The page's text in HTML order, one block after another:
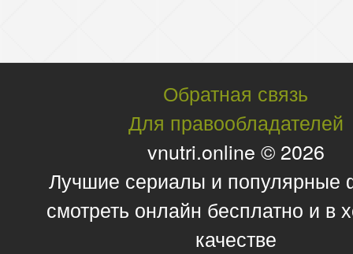
Обратная связь
Для правообладателей
vnutri.online © 2026
Лучшие сериалы и
смотреть онлайн бесплатно и в
качестве